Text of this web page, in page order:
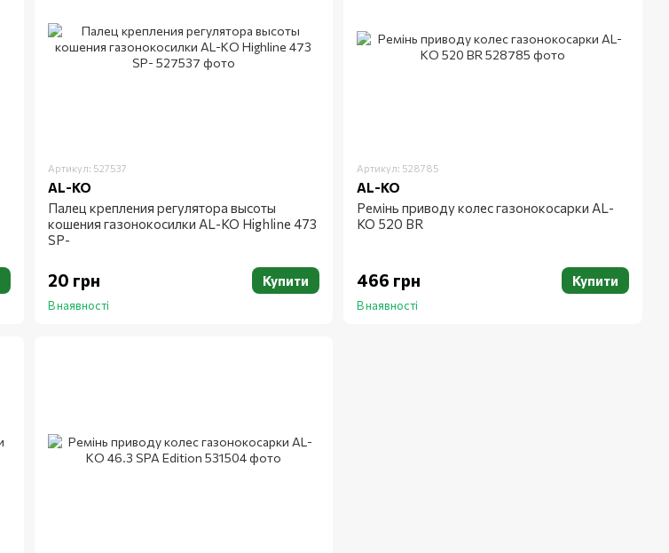
Артикул: 527537
AL-KO
Палец крепления регулятора высоты
кошения газонокосилки AL-KO Highline 473
SP-
20 грн Купити
В наявності
Артикул: 528785
AL-KO
Ремінь приводу колес газонокосарки AL-
KO 520 BR
466 грн Купити
В наявності